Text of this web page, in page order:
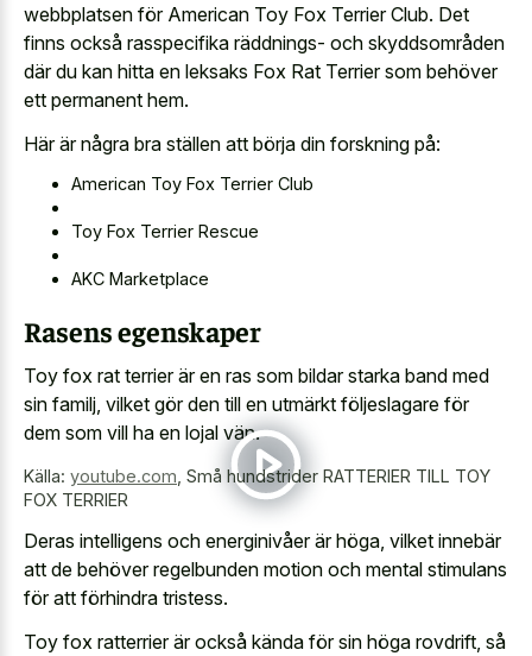
webbplatsen för American Toy Fox Terrier Club. Det
finns också rasspecifika räddnings- och skyddsområden
där du kan hitta en leksaks Fox Rat Terrier som behöver
ett permanent hem.
Här är några bra ställen att börja din forskning på:
American Toy Fox Terrier Club
Toy Fox Terrier Rescue
AKC Marketplace
Rasens egenskaper
Toy fox rat terrier är en ras som bildar starka band med
sin familj, vilket gör den till en utmärkt följeslagare för
dem som vill ha en lojal vän.
Källa: youtube.com Små hundstrider RATTERIER TILL TOY
FOX TERRIER
Deras intelligens och energinivåer är höga, vilket innebär
att de behöver regelbunden motion och mental stimulans
för att förhindra tristess.
Toy fox ratterrier är också kända för sin höga rovdrift, så